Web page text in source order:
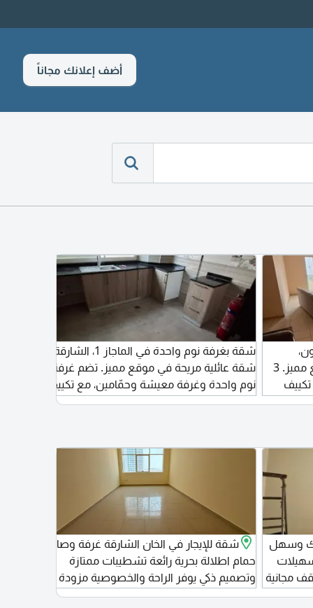
أضف إعلانك مجاناً
الشارقة. شقة عائلية واسعة في موقع مميز. 3
شقة بغرفة نوم واحدة في الماجاز 1، الشارقة.
شقة عائلية مريحة في موقع مميز. تضم غرفة
نوم واحدة وغرفة معيشة وحمّامين، مع تكييف
على حساب المالك، وصالة ألعاب رياضية ومسبح
وسهل
مجانية
حمام اطلالة بحرية رائعة تشطيبات ممتازة
وتصميم ذكي يوفر الراحة والخصوصية مزودة
بتكيف مركزي لجو جميل طول العام وغاز مركزي